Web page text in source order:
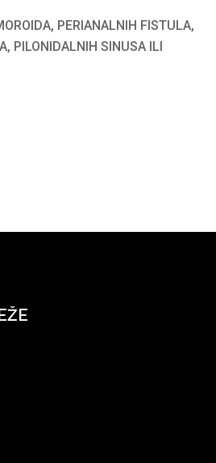
PERIANALNIH FISTULA,
PILONIDALNIH SINUSA ILI